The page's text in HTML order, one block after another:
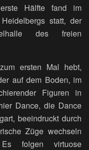
Hälfte fand im
statt, der
des freien
ersten Mal hebt,
auf dem Boden, im
Figuren in
Dance, die Dance
beeindruckt durch
Züge wechseln
folgen virtuose